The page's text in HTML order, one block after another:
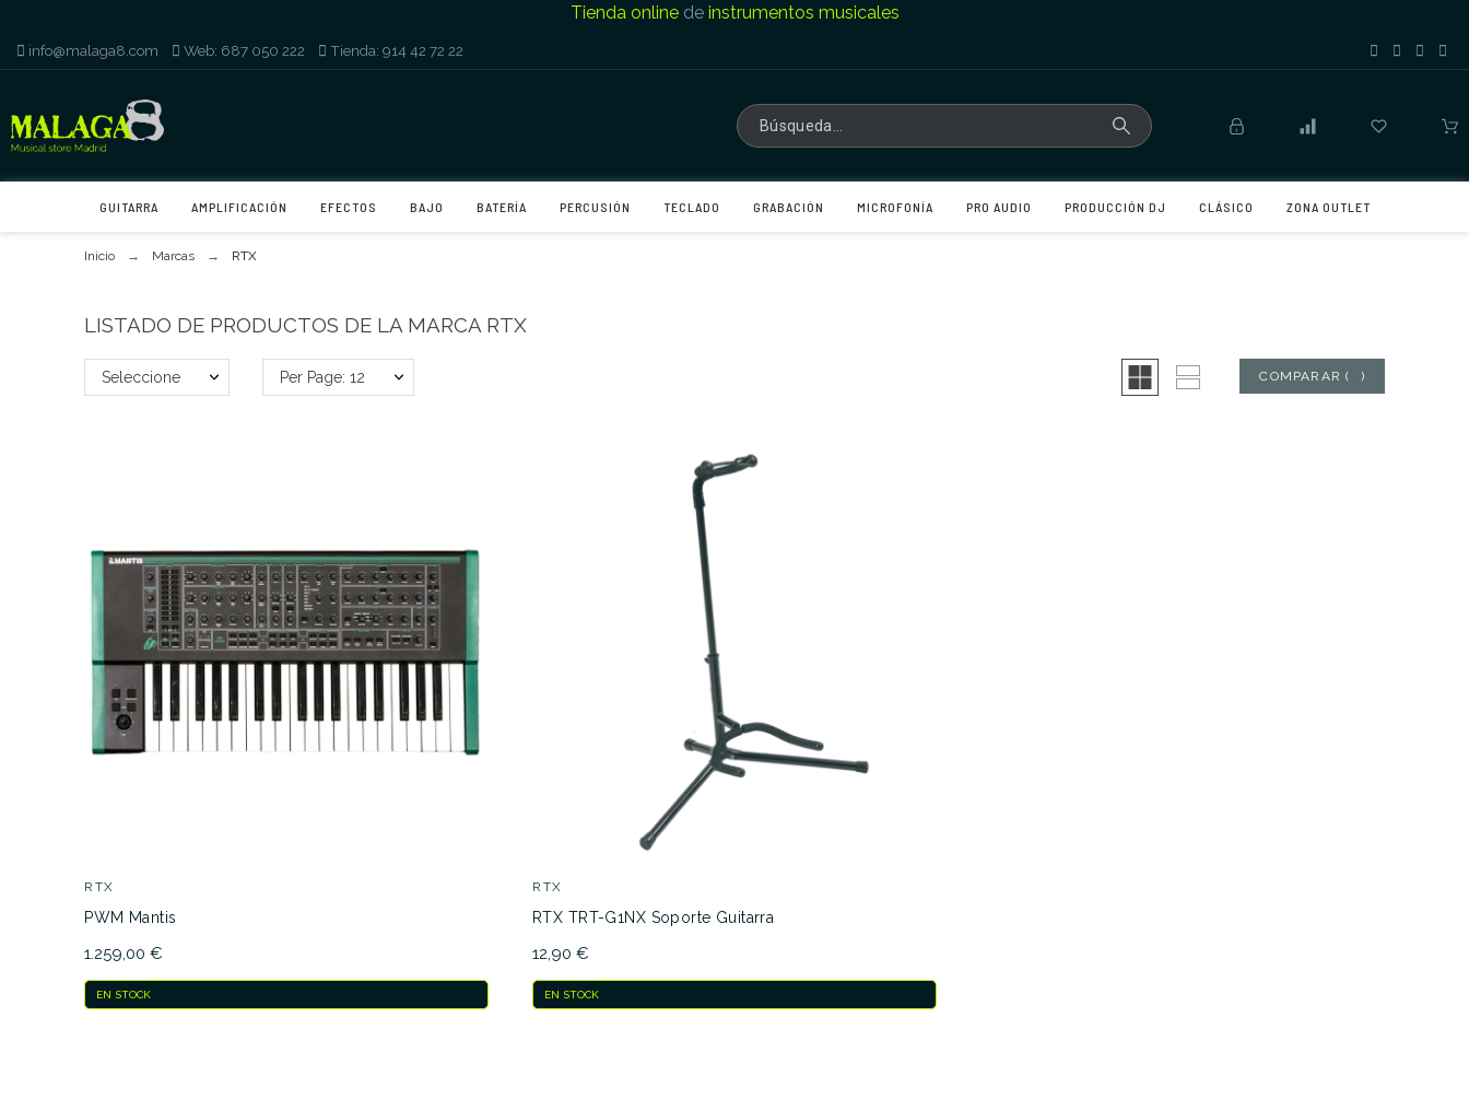
Tienda onlinede instrumentos musicales
info@malaga8.com Web: 687 050 222 Tienda: 914 42 72 22
GUITARRA AMPLIFICACIÓN EFECTOS BAJO BATERÍA PERCUSIÓN TECLADO GRABACIÓN MICROFONÍA PRO AUDIO PRODUCCIÓN DJ CLÁSICO ZONA OUTLET
Inicio Marcas RTX
LISTADO DE PRODUCTOS DE LA MARCA RTX
Seleccione COMPARAR ( )
Per Page: 12
RTX
PWM Mantis
1.259,00 €
EN STOCK
RTX
RTX TRT-G1NX Soporte Guitarra
12,90 €
EN STOCK